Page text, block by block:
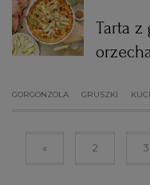
Tarta z
GORGONZOLA GRUSZKI
« 2 3